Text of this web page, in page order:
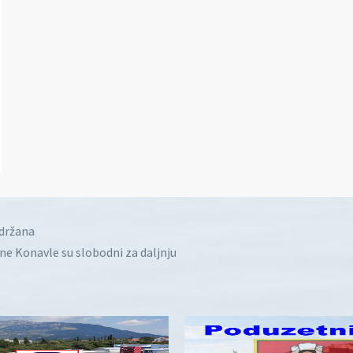
Konavle su slobodni za daljnju